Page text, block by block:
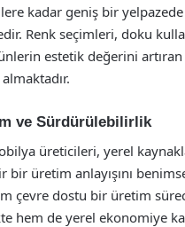
kadar geniş bir
Renk seçimleri, doku
estetik değerini
ve Sürdürülebilirlik
üreticileri, yerel
bir üretim anlayışını
çevre dostu bir üretim
hem de yerel ekonomiye